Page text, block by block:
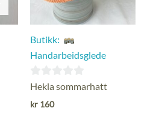
Butikk:
Handarbeidsglede
0
ut
Hekla sommarhatt
kr 160